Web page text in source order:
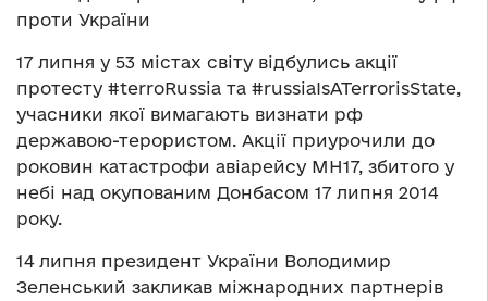
проти України
17 липня у 53 містах світу відбулись акції
протесту #terroRussia та #russiaIsATerrorisState,
учасники якої вимагають визнати рф
державою-терористом. Акції приурочили до
роковин катастрофи авіарейсу MH17, збитого у
небі над окупованим Донбасом 17 липня 2014
року.
14 липня президент України Володимир
Зеленський закликав міжнародних партнерів